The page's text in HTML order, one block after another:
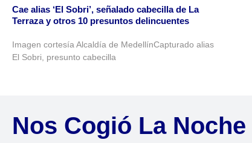
Cae alias ‘El Sobri’, señalado cabecilla de La
Terraza y otros 10 presuntos delincuentes
Imagen cortesía Alcaldía de MedellínCapturado alias
El Sobri, presunto cabecilla
Nos Cogió La Noche